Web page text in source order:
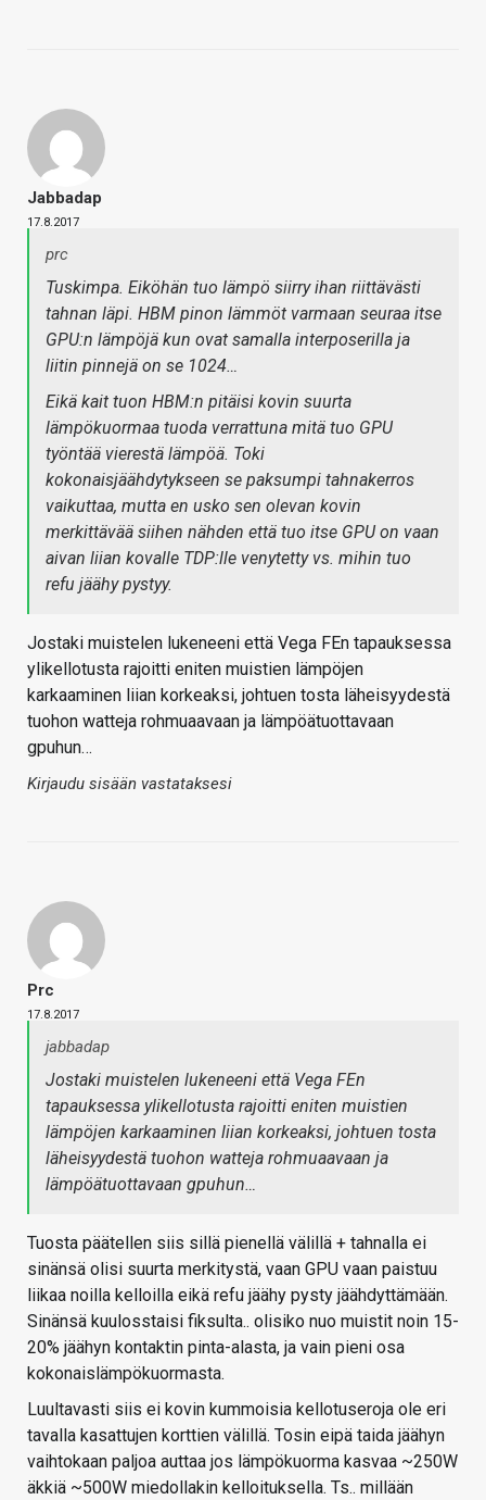
Jabbadap
17.8.2017
prc
Tuskimpa. Eiköhän tuo lämpö siirry ihan riittävästi
tahnan läpi. HBM pinon lämmöt varmaan seuraa itse
GPU:n lämpöjä kun ovat samalla interposerilla ja
liitin pinnejä on se 1024…
Eikä kait tuon HBM:n pitäisi kovin suurta
lämpökuormaa tuoda verrattuna mitä tuo GPU
työntää vierestä lämpöä. Toki
kokonaisjäähdytykseen se paksumpi tahnakerros
vaikuttaa, mutta en usko sen olevan kovin
merkittävää siihen nähden että tuo itse GPU on vaan
aivan liian kovalle TDP:lle venytetty vs. mihin tuo
refu jäähy pystyy.
Jostaki muistelen lukeneeni että Vega FEn tapauksessa
ylikellotusta rajoitti eniten muistien lämpöjen
karkaaminen liian korkeaksi, johtuen tosta läheisyydestä
tuohon watteja rohmuaavaan ja lämpöätuottavaan
gpuhun…
Kirjaudu sisään vastataksesi
Prc
17.8.2017
jabbadap
Jostaki muistelen lukeneeni että Vega FEn
tapauksessa ylikellotusta rajoitti eniten muistien
lämpöjen karkaaminen liian korkeaksi, johtuen tosta
läheisyydestä tuohon watteja rohmuaavaan ja
lämpöätuottavaan gpuhun…
Tuosta päätellen siis sillä pienellä välillä + tahnalla ei
sinänsä olisi suurta merkitystä, vaan GPU vaan paistuu
liikaa noilla kelloilla eikä refu jäähy pysty jäähdyttämään.
Sinänsä kuulosstaisi fiksulta.. olisiko nuo muistit noin 15-
20% jäähyn kontaktin pinta-alasta, ja vain pieni osa
kokonaislämpökuormasta.
Luultavasti siis ei kovin kummoisia kellotuseroja ole eri
tavalla kasattujen korttien välillä. Tosin eipä taida jäähyn
vaihtokaan paljoa auttaa jos lämpökuorma kasvaa ~250W
äkkiä ~500W miedollakin kelloituksella. Ts.. millään